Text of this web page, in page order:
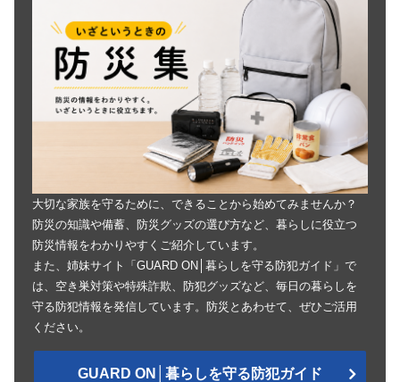
大切な家族を守るために、できることから始めてみませんか？
防災の知識や備蓄、防災グッズの選び方など、暮らしに役立つ
防災情報をわかりやすくご紹介しています。
また、姉妹サイト「GUARD ON│暮らしを守る防犯ガイド」で
は、空き巣対策や特殊詐欺、防犯グッズなど、毎日の暮らしを
守る防犯情報を発信しています。防災とあわせて、ぜひご活用
ください。
GUARD ON│暮らしを守る防犯ガイド